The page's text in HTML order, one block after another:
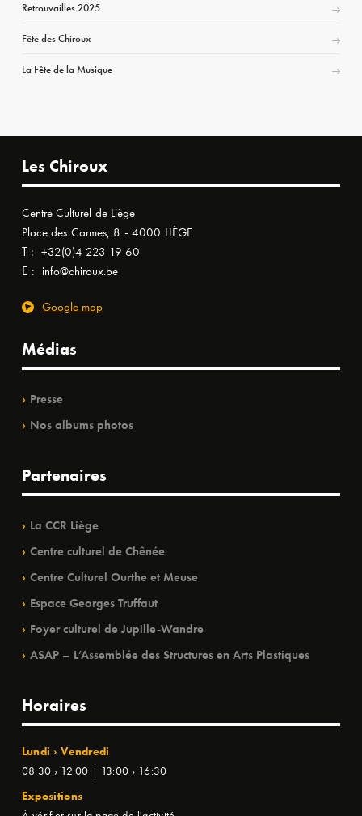
Retrouvailles 2025
Fête des Chiroux
La Fête de la Musique
Les Chiroux
Centre Culturel de Liège
Place des Carmes, 8 - 4000 LIÈGE
T : +32(0)4 223 19 60
E : info@chiroux.be
Google map
Médias
Presse
Nos albums photos
Partenaires
La CCR Liège
Centre culturel de Chênée
Centre Culturel Ourthe et Meuse
Espace Georges Truffaut
Foyer culturel de Jupille-Wandre
ASAP – L’Assemblée des Structures en Arts Plastiques
Horaires
Lundi › Vendredi
08:30 › 12:00 | 13:00 › 16:30
Expositions